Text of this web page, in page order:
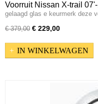
Voorruit Nissan X-trail
gelaagd glas e keurmerk deze
€ 379,00 € 229,00
IN WINKELWAGEN